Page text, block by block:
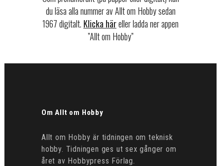
du läsa alla nummer av Allt om Hobby sedan
1967 digitalt. Klicka häreller ladda ner appen
”Allt om Hobby”
Om Allt om Hobby
Allt om Hobby är tidningen om teknisk
hobby. Tidningen ges ut sex gånger om
året av Hobbypress Förlag.